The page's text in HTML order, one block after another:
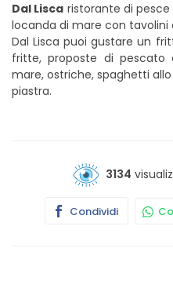
Dal Lisca ristorante di
locanda di mare con
Dal Lisca puoi gustare un
fritte, proposte di
mare, ostriche, spaghetti
piastra.
3134
Condividi